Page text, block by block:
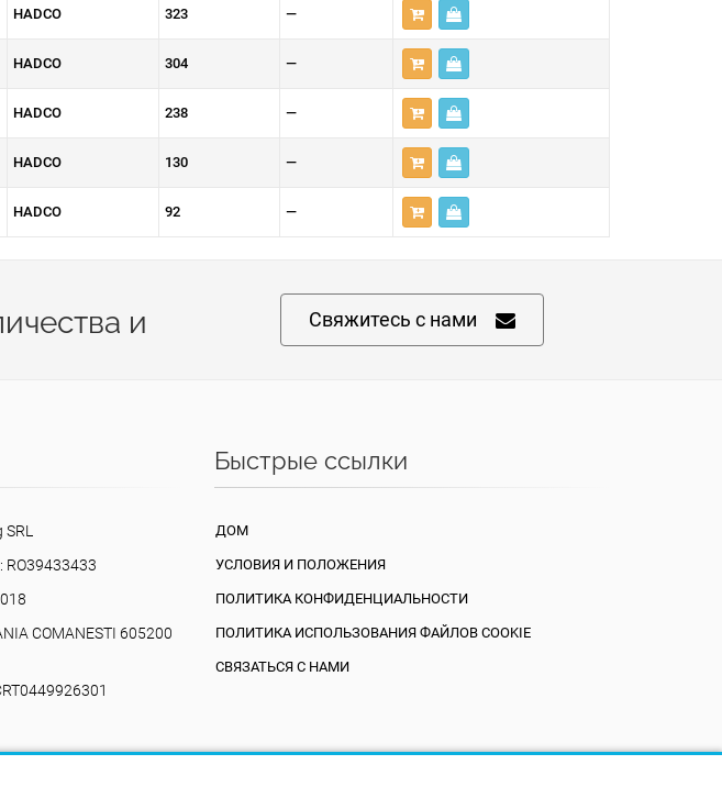
HADCO 323 —
HADCO 304 —
HADCO 238 —
HADCO 130 —
HADCO 92 —
и
Свяжитесь с нами
RO39433433
COMANESTI 605200
605200, Bacău,
Быстрые ссылки
ДОМ
УСЛОВИЯ И ПОЛОЖЕНИЯ
ПОЛИТИКА КОНФИДЕНЦИАЛЬНОСТИ
ПОЛИТИКА ИСПОЛЬЗОВАНИЯ ФАЙЛОВ COOKIE
СВЯЗАТЬСЯ С НАМИ